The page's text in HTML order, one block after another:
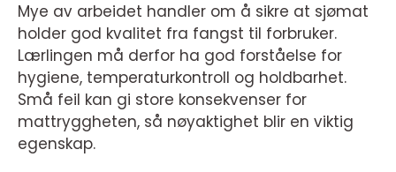
Mye av arbeidet handler om å sikre at sjømat
holder god kvalitet fra fangst til forbruker.
Lærlingen må derfor ha god forståelse for
hygiene, temperaturkontroll og holdbarhet.
Små feil kan gi store konsekvenser for
mattryggheten, så nøyaktighet blir en viktig
egenskap.